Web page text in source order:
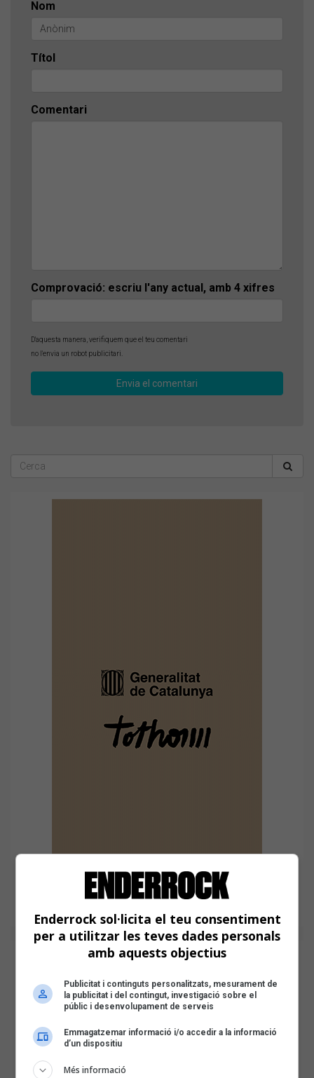
Nom
Títol
Comentari
Comprovació: escriu l'any actual, amb 4 xifres
D'aquesta manera, verifiquem que el teu comentari
no l'envia un robot publicitari.
Enderrock sol·licita el teu consentiment
per a utilitzar les teves dades personals
amb aquests objectius
Publicitat i continguts personalitzats, mesurament de
la publicitat i del contingut, investigació sobre el
públic i desenvolupament de serveis
Emmagatzemar informació i/o accedir a la informació
d’un dispositiu
Més informació